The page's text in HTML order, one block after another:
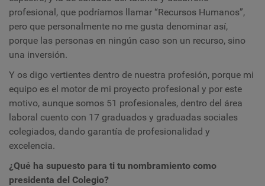
profesional, que podríamos llamar “Recursos Humanos”,
pero que personalmente no me gusta denominar así,
porque las personas en ningún caso son un recurso, sino
una inversión.
Y os digo vertientes dentro de nuestra profesión, porque mi
equipo es el motor de mi proyecto profesional y por este
motivo, aunque somos 51 profesionales, dentro del área
laboral cuento con 17 graduados y graduadas sociales
colegiados, dando garantía de profesionalidad y
excelencia.
¿Qué ha supuesto para ti tu nombramiento como
presidenta del Colegio?